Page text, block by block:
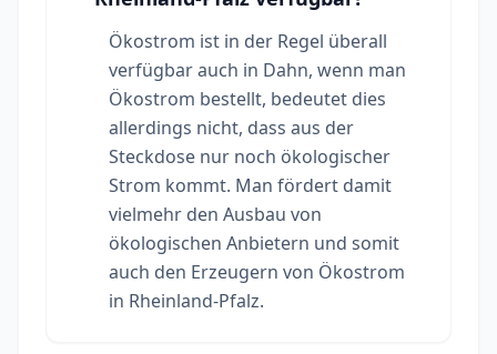
Ökostrom ist in der Regel überall
verfügbar auch in Dahn, wenn man
Ökostrom bestellt, bedeutet dies
allerdings nicht, dass aus der
Steckdose nur noch ökologischer
Strom kommt. Man fördert damit
vielmehr den Ausbau von
ökologischen Anbietern und somit
auch den Erzeugern von Ökostrom
in Rheinland-Pfalz.